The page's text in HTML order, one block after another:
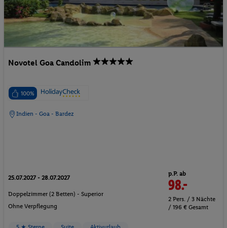
Novotel Goa Candolim
100%
Indien - Goa - Bardez
25.07.2027 - 28.07.2027
Doppelzimmer (2 Betten) - Superior
Ohne Verpflegung
p.P. ab
98.-
2 Pers. / 3 Nächte
/ 196 € Gesamt